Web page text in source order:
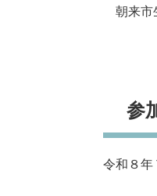
朝来市
参
令和８年